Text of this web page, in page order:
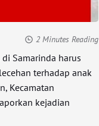
2 Minutes Reading
Samarinda harus
terhadap anak
Kecamatan
kejadian